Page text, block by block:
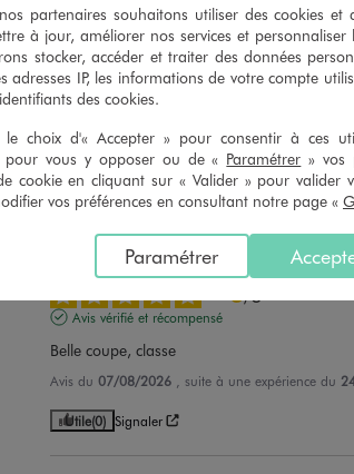
Utile(0) Signaler
Très agréable à porter
Avis du07/08/2026 , suite à une expérience du
5/5
Avis vérifié et récompensé
Belle coupe, classe
Avis du 07/08/2026 , suite à une expérience du
Utile(0) Signaler
partenaires souhaitons utiliser des cookies et
à jour, améliorer nos services et personnaliser
stocker, accéder et traiter des données
adresses IP, les informations de votre compte
des cookies.
le choix d'« Accepter » pour consentir à ces
pour vous y opposer ou de « Paramétrer » vos
cookie en cliquant sur « Valider » pour valider
vos préférences en consultant notre page «
Paramétrer